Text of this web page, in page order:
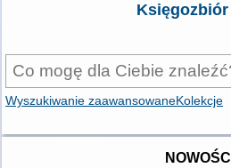
Księgozbiór
Wyszukiwanie zaawansowaneKolekcje
NOWOŚCI